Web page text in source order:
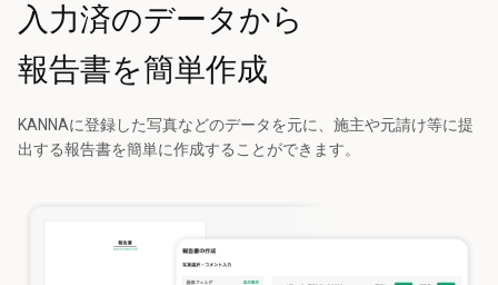
入力済のデータから
報告書を簡単作成
KANNAに登録した写真などのデータを元に、施主や元請け等に提
出する報告書を簡単に作成することができます。